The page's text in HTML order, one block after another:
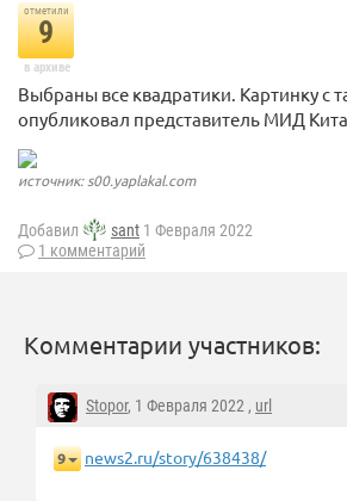
отметили
9
в архиве
Выбраны все квадратики. Картинку с
опубликовал представитель МИД
источник: s00.yaplakal.com
Добавил sant 1 Февраля 2022
1 комментарий
Комментарии участников:
Stopor, 1 Февраля 2022 , url
9 news2.ru/story/638438/